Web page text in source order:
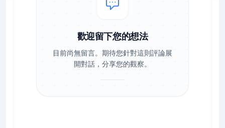
歡迎留下您的想法
目前尚無留言。期待您針對這則評論展
開對話，分享您的觀察。